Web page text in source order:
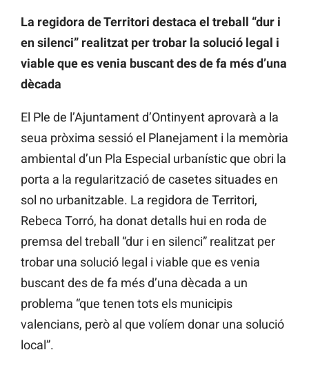
La regidora de Territori destaca el treball “dur i
en silenci” realitzat per trobar la solució legal i
viable que es venia buscant des de fa més d’una
dècada
El Ple de l’Ajuntament d’Ontinyent aprovarà a la
seua pròxima sessió el Planejament i la memòria
ambiental d’un Pla Especial urbanístic que obri la
porta a la regularització de casetes situades en
sol no urbanitzable. La regidora de Territori,
Rebeca Torró, ha donat detalls hui en roda de
premsa del treball “dur i en silenci” realitzat per
trobar una solució legal i viable que es venia
buscant des de fa més d’una dècada a un
problema “que tenen tots els municipis
valencians, però al que volíem donar una solució
local”.